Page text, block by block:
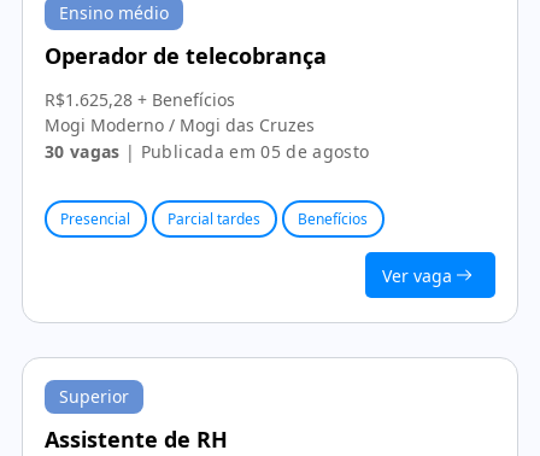
Ensino médio
Operador de telecobrança
R$1.625,28 + Benefícios
Mogi Moderno / Mogi das Cruzes
30 vagas | Publicada em 05 de agosto
Presencial Parcial tardes Benefícios
Ver vaga
Superior
Assistente de RH